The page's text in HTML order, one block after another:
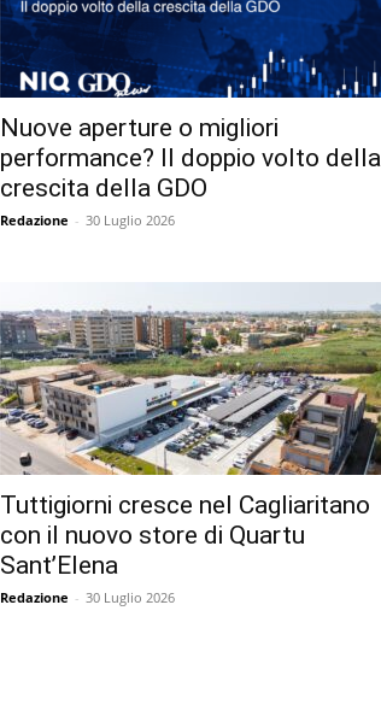
Nuove aperture o migliori
performance? Il doppio volto della
crescita della GDO
Redazione - 30 Luglio 2026
Tuttigiorni cresce nel Cagliaritano
con il nuovo store di Quartu
Sant’Elena
Redazione - 30 Luglio 2026